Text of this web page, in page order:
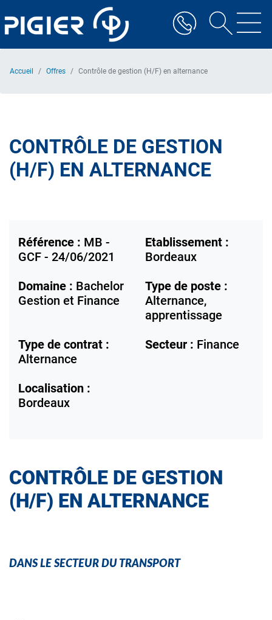
au
contenu
Accueil Offres Contrôle de gestion (H/F) en alternance
CONTRÔLE DE GESTION
(H/F) EN ALTERNANCE
Référence : MB -
GCF - 24/06/2021
Etablissement :
Bordeaux
Domaine : Bachelor
Gestion et Finance
Type de poste :
Alternance,
apprentissage
Type de contrat :
Alternance
Secteur : Finance
Localisation :
Bordeaux
CONTRÔLE DE GESTION
(H/F) EN ALTERNANCE
DANS LE SECTEUR DU TRANSPORT